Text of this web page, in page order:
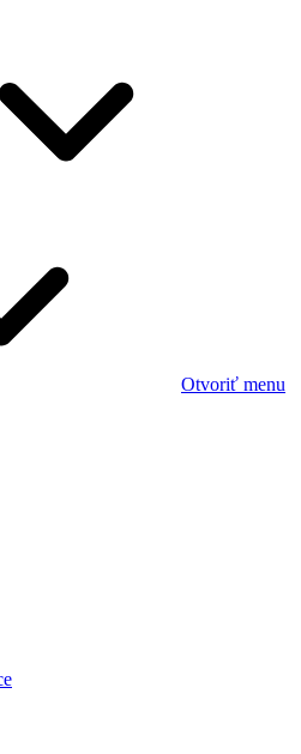
Otvoriť menu